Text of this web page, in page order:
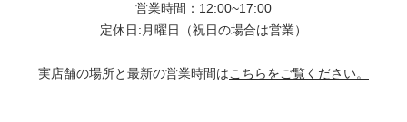
営業時間：12:00~17:00
定休日:月曜日（祝日の場合は営業）
実店舗の場所と最新の営業時間はこちらをご覧ください。